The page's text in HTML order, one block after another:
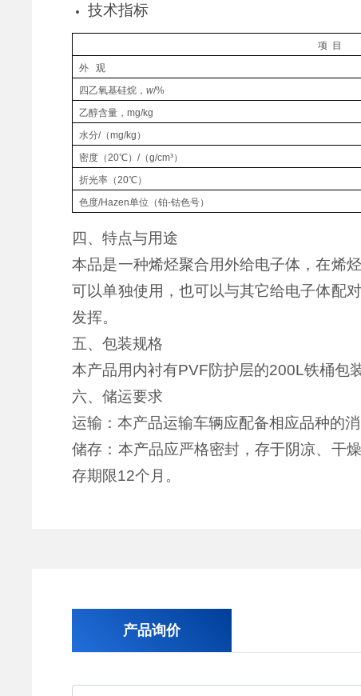
技术指标
项 目
外观
四乙氧基硅烷， w/%
乙醇含量， mg/kg
水分/（mg/kg ）
密度（20℃） /（g/cm³）
折光率（20℃）
色度/Hazen单位 （铂-钴色号）
四、特点与用途
本品是一种烯烃聚合用外给电子体，在烯
可以单独使用，也可以与其它给电子体配
发挥。
五、包装规格
本产品用内衬有PVF防护层的200L铁桶包
六、储运要求
运输：本产品运输车辆应配备相应品种的
储存：本产品应严格密封，存于阴凉、干
存期限12个 月。
产品询价